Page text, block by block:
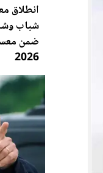
انطلاق
شباب
ضمن
2026